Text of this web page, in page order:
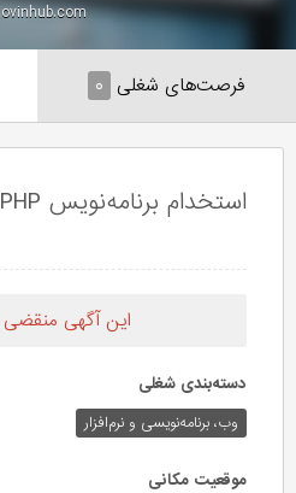
فرصت‌های شغلی ۰
استخدام برنامه‌نویس PHP
این آگهی
دسته‌بندی شغلی
وب،‌ برنامه‌نویسی و نرم‌افزار
موقعیت مکانی